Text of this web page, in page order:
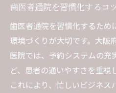
歯医者通院を習慣化するコ
歯医者通院を習慣化するため
環境づくりが大切です。大阪
医院では、予約システムの充
ど、患者の通いやすさを重視
これにより、忙しいビジネス